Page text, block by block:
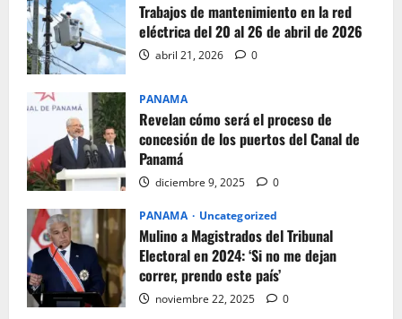
Trabajos de mantenimiento en la red
eléctrica del 20 al 26 de abril de 2026
abril 21, 2026 0
PANAMA
Revelan cómo será el proceso de
concesión de los puertos del Canal de
Panamá
diciembre 9, 2025 0
PANAMA Uncategorized
Mulino a Magistrados del Tribunal
Electoral en 2024: ‘Si no me dejan
correr, prendo este país’
noviembre 22, 2025 0